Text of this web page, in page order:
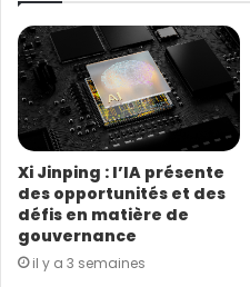
r
e
a
d
r
e
s
s
e
E
m
a
Xi Jinping : l’IA présente
des opportunités et des
défis en matière de
gouvernance
il y a 3 semaines